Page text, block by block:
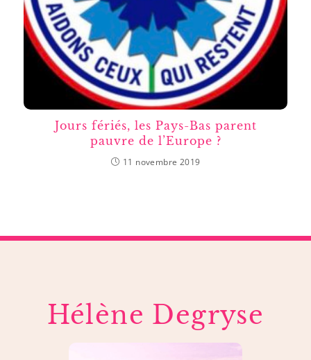
Jours fériés, les Pays-Bas parent
pauvre de l’Europe ?
11 novembre 2019
Hélène Degryse